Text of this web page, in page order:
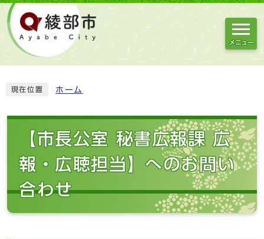
メニュー
現在位置 ホーム
【市長公室 秘書広報課 広
報・広聴担当】へのお問い
合わせ